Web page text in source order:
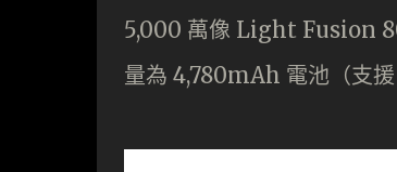
5,000 萬像 Light Fusion
量為 4,780mAh 電池（支